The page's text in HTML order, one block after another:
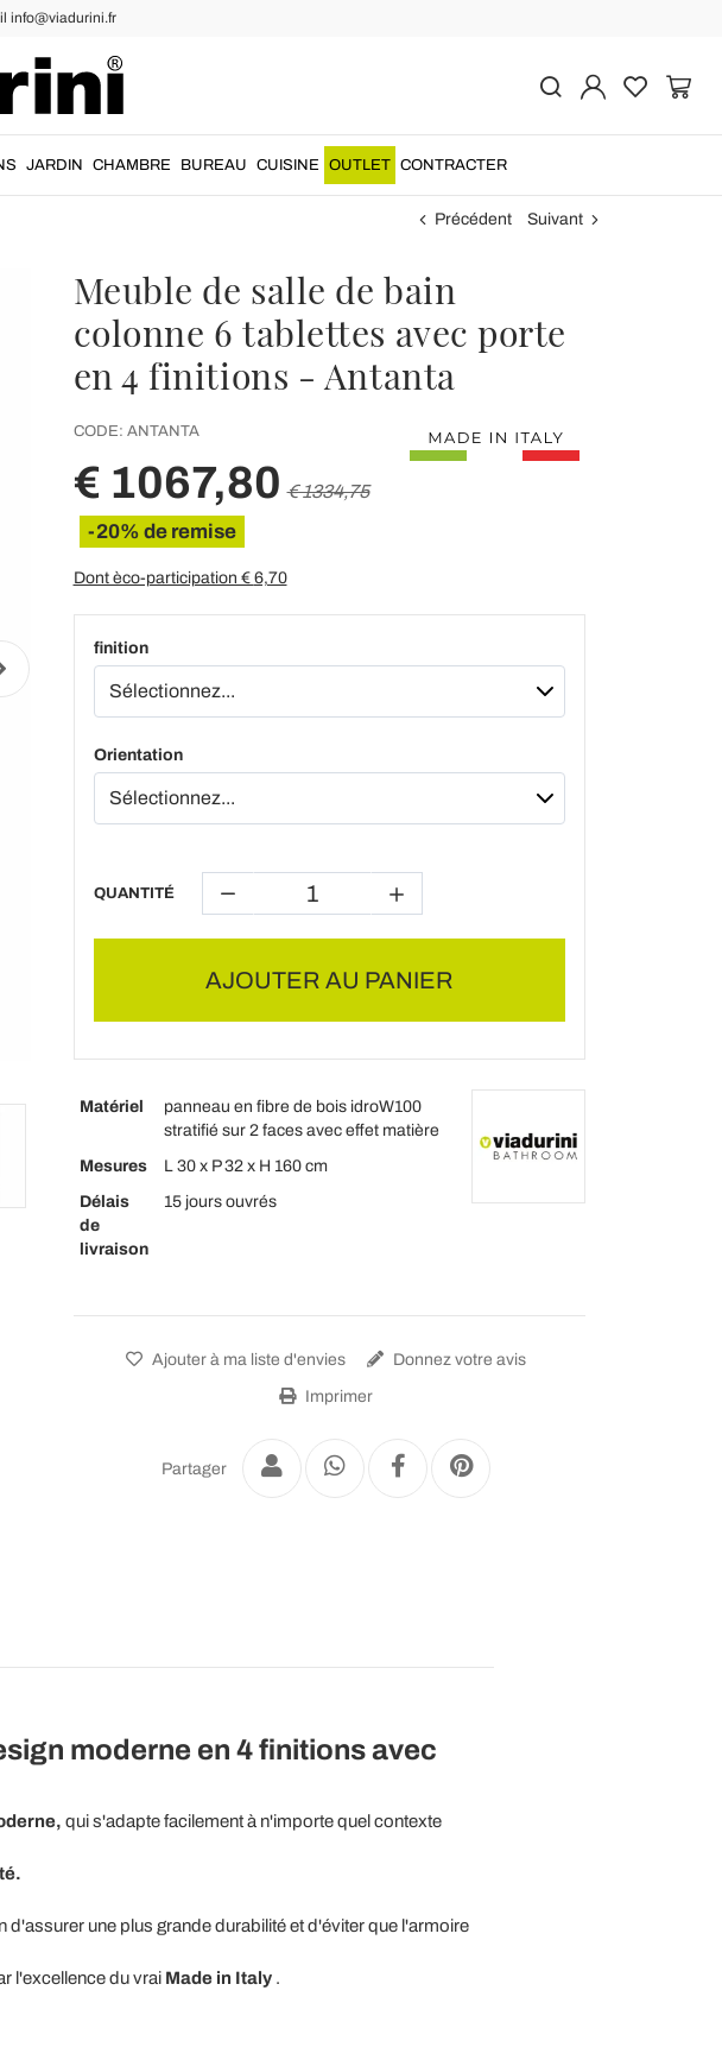
info@viadurini.fr
JARDIN CHAMBRE BUREAU CUISINE OUTLET CONTRACTER
Précédent Suivant
Meuble de salle de bain
colonne 6 tablettes avec porte
en 4 finitions - Antanta
CODE: ANTANTA
€ 1067,80 € 1334,75
-20% de remise
Dont èco-participation € 6,70
finition
Orientation
QUANTITÉ
AJOUTER AU PANIER
Matériel
panneau en fibre de bois idroW100
stratifié sur 2 faces avec effet matière
Mesures
L 30 x P 32 x H 160 cm
Délais
de
livraison
15 jours ouvrés
Ajouter à ma liste d'envies Donnez votre avis
Imprimer
Partager
moderne en 4 finitions avec
qui s'adapte facilement à n'importe quel contexte
d'assurer une plus grande durabilité et d'éviter que l'armoire
l'excellence du vrai Made in Italy.